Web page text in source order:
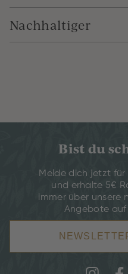
Nachhaltiger
Bist du
Melde dich jetzt für
und erhalte 5€
immer über unsere
Angebote auf